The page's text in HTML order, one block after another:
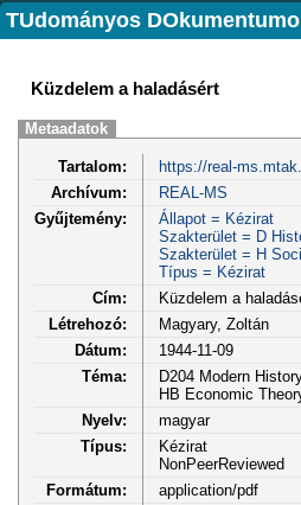
TUdományos
Küzdelem a haladásért
Metaadatok
Tartalom:
https://real-
Archívum:
REAL-MS
Gyűjtemény:
Állapot = Kézirat
Szakterület = D
Szakterület = H
Típus = Kézirat
Cím:
Küzdelem a
Létrehozó:
Magyary, Zoltán
Dátum:
1944-11-09
Téma:
D204 Modern
HB Economic
Nyelv:
magyar
Típus:
Kézirat
NonPeerReviewed
Formátum:
application/pdf